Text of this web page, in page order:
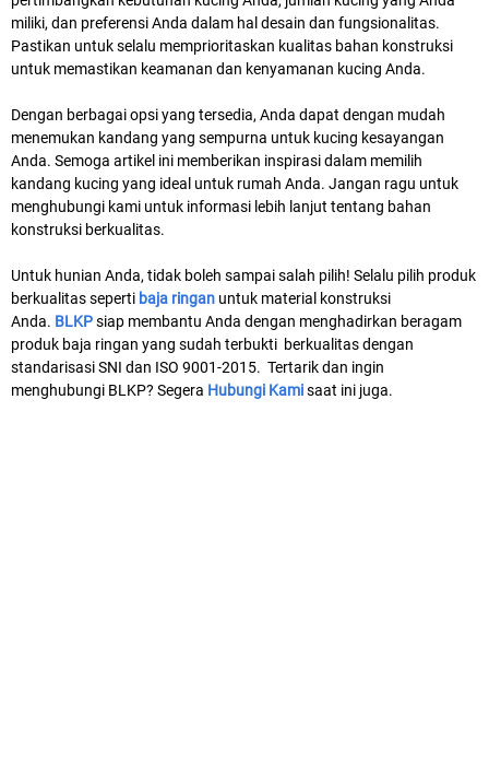
miliki, dan preferensi Anda dalam hal desain dan fungsionalitas.
Pastikan untuk selalu memprioritaskan kualitas bahan konstruksi
untuk memastikan keamanan dan kenyamanan kucing Anda.
Dengan berbagai opsi yang tersedia, Anda dapat dengan mudah
menemukan kandang yang sempurna untuk kucing kesayangan
Anda. Semoga artikel ini memberikan inspirasi dalam memilih
kandang kucing yang ideal untuk rumah Anda. Jangan ragu untuk
menghubungi kami untuk informasi lebih lanjut tentang bahan
konstruksi berkualitas.
Untuk hunian Anda, tidak boleh sampai salah pilih! Selalu pilih produk
berkualitas seperti baja ringan untuk material konstruksi
Anda. BLKPsiap membantu Anda dengan menghadirkan beragam
produk baja ringan yang sudah terbukti berkualitas dengan
standarisasi SNI dan ISO 9001-2015. Tertarik dan ingin
menghubungi BLKP? Segera Hubungi Kamisaat ini juga.